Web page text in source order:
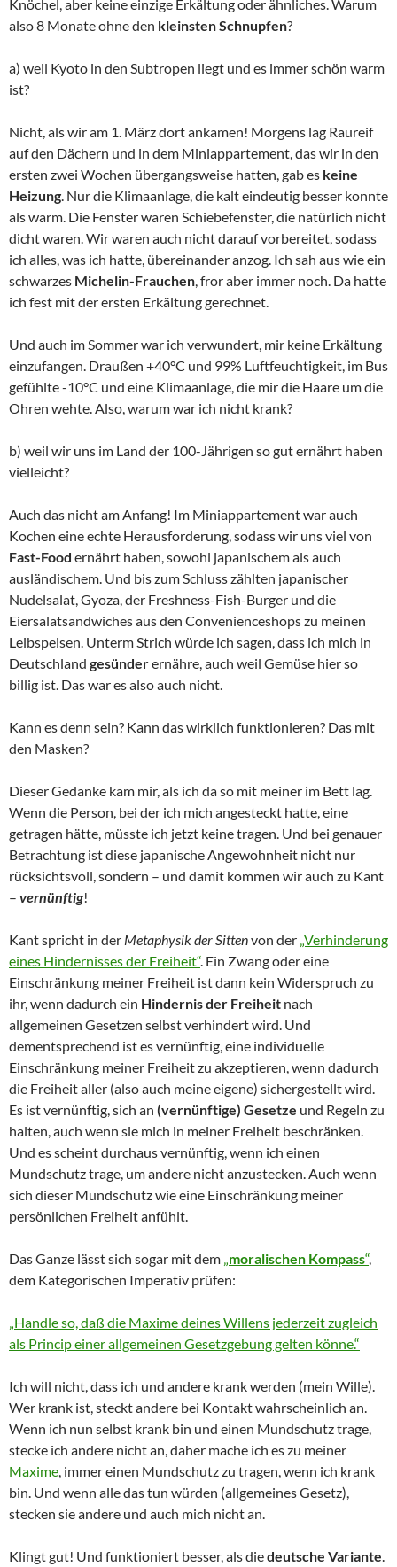
Knöchel, aber keine einzige Erkältung oder ähnliches. Warum
also 8 Monate ohne den kleinsten Schnupfen?
a) weil Kyoto in den Subtropen liegt und es immer schön warm
ist?
Nicht, als wir am 1. März dort ankamen! Morgens lag Raureif
auf den Dächern und in dem Miniappartement, das wir in den
ersten zwei Wochen übergangsweise hatten, gab es keine
Heizung. Nur die Klimaanlage, die kalt eindeutig besser konnte
als warm. Die Fenster waren Schiebefenster, die natürlich nicht
dicht waren. Wir waren auch nicht darauf vorbereitet, sodass
ich alles, was ich hatte, übereinander anzog. Ich sah aus wie ein
schwarzes Michelin-Frauchen, fror aber immer noch. Da hatte
ich fest mit der ersten Erkältung gerechnet.
Und auch im Sommer war ich verwundert, mir keine Erkältung
einzufangen. Draußen +40°C und 99% Luftfeuchtigkeit, im Bus
gefühlte -10°C und eine Klimaanlage, die mir die Haare um die
Ohren wehte. Also, warum war ich nicht krank?
b) weil wir uns im Land der 100-Jährigen so gut ernährt haben
vielleicht?
Auch das nicht am Anfang! Im Miniappartement war auch
Kochen eine echte Herausforderung, sodass wir uns viel von
Fast-Food ernährt haben, sowohl japanischem als auch
ausländischem. Und bis zum Schluss zählten japanischer
Nudelsalat, Gyoza, der Freshness-Fish-Burger und die
Eiersalatsandwiches aus den Convenienceshops zu meinen
Leibspeisen. Unterm Strich würde ich sagen, dass ich mich in
Deutschland gesünderernähre, auch weil Gemüse hier so
billig ist. Das war es also auch nicht.
Kann es denn sein? Kann das wirklich funktionieren? Das mit
den Masken?
Dieser Gedanke kam mir, als ich da so mit meiner im Bett lag.
Wenn die Person, bei der ich mich angesteckt hatte, eine
getragen hätte, müsste ich jetzt keine tragen. Und bei genauer
Betrachtung ist diese japanische Angewohnheit nicht nur
rücksichtsvoll, sondern – und damit kommen wir auch zu Kant
– vernünftig!
Kant spricht in der Metaphysik der Sittenvon der „Verhinderung
eines Hindernisses der Freiheit“. Ein Zwang oder eine
Einschränkung meiner Freiheit ist dann kein Widerspruch zu
ihr, wenn dadurch ein Hindernis der Freiheit nach
allgemeinen Gesetzen selbst verhindert wird. Und
dementsprechend ist es vernünftig, eine individuelle
Einschränkung meiner Freiheit zu akzeptieren, wenn dadurch
die Freiheit aller (also auch meine eigene) sichergestellt wird.
Es ist vernünftig, sich an (vernünftige) Gesetze und Regeln zu
halten, auch wenn sie mich in meiner Freiheit beschränken.
Und es scheint durchaus vernünftig, wenn ich einen
Mundschutz trage, um andere nicht anzustecken. Auch wenn
sich dieser Mundschutz wie eine Einschränkung meiner
persönlichen Freiheit anfühlt.
Das Ganze lässt sich sogar mit dem „moralischen Kompass“,
dem Kategorischen Imperativ prüfen:
„Handle so, daß die Maxime deines Willens jederzeit zugleich
als Princip einer allgemeinen Gesetzgebung gelten könne.“
Ich will nicht, dass ich und andere krank werden (mein Wille).
Wer krank ist, steckt andere bei Kontakt wahrscheinlich an.
Wenn ich nun selbst krank bin und einen Mundschutz trage,
stecke ich andere nicht an, daher mache ich es zu meiner
Maxime, immer einen Mundschutz zu tragen, wenn ich krank
bin. Und wenn alle das tun würden (allgemeines Gesetz),
stecken sie andere und auch mich nicht an.
Klingt gut! Und funktioniert besser, als diedeutsche Variante.